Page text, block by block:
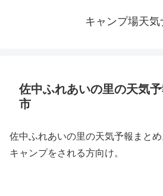
キャンプ場天気
佐中ふれあいの里の天気
市
佐中ふれあいの里の天気予報まと
キャンプをされる方向け。